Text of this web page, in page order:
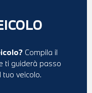
Compila il
ti guiderà passo
veicolo.